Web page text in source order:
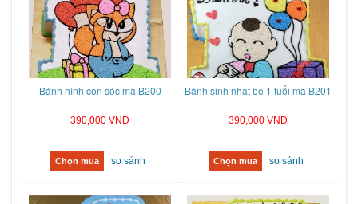
Bánh hình con sóc mã B200
390,000 VND
Chọn mua so sánh
Bánh sinh nhật bé 1 tuổi mã B201
390,000 VND
Chọn mua so sánh